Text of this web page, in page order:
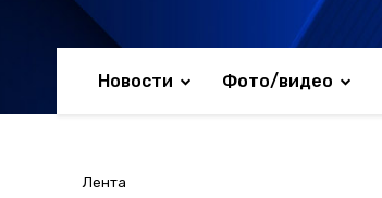
Новости Фото/видео
Лента